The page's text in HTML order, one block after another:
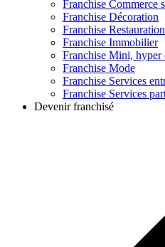
Franchise Commerce
Franchise Décoration
Franchise Restauration
Franchise Immobilier
Franchise Mini, hyper
Franchise Mode
Franchise Services
Franchise Services
Devenir franchisé